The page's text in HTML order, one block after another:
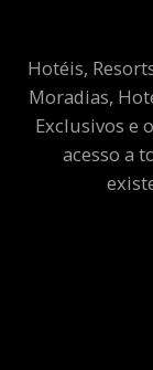
Hotéis,
Moradias,
Exclusivos e
acesso a